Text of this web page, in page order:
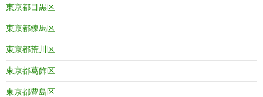
東京都目黒区
東京都練馬区
東京都荒川区
東京都葛飾区
東京都豊島区